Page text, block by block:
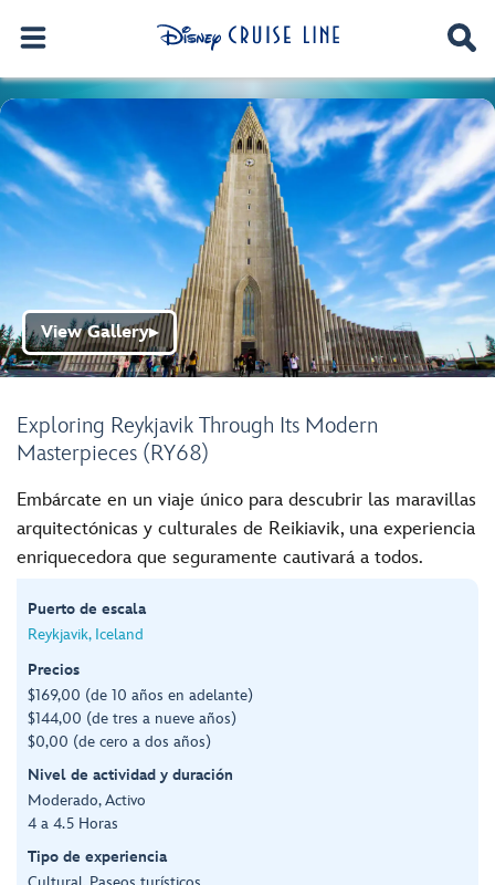
Exploring Reykjavik Through Its Modern
Masterpieces (RY68)
View Gallery▶
Embárcate en un viaje único para descubrir las maravillas
arquitectónicas y culturales de Reikiavik, una experiencia
enriquecedora que seguramente cautivará a todos.
Puerto de escala
Reykjavik, Iceland
Precios
$169,00 (de 10 años en adelante)
$144,00 (de tres a nueve años)
$0,00 (de cero a dos años)
Nivel de actividad y duración
Moderado, Activo
4 a 4.5 Horas
Tipo de experiencia